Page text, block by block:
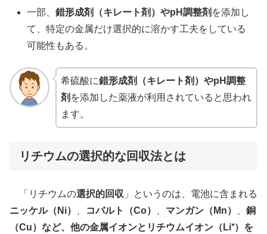
一部、錯形成剤（キレート剤）やpH調整剤 を添加し
て、特定の金属だけ選択的に溶かす工夫をしている
可能性もある。
希硫酸に錯形成剤（キレート剤）やpH調整
剤 を添加した薬液が利用されていると思われ
ます。
リチウムの選択的な回収法とは
「リチウムの選択的回収 」というのは、電池に含まれる
ニッケル（Ni）
コバルト（Co） マンガン（Mn）
銅
（Cu）など、他の金属イオンとリチウムイオン（Li⁺）を